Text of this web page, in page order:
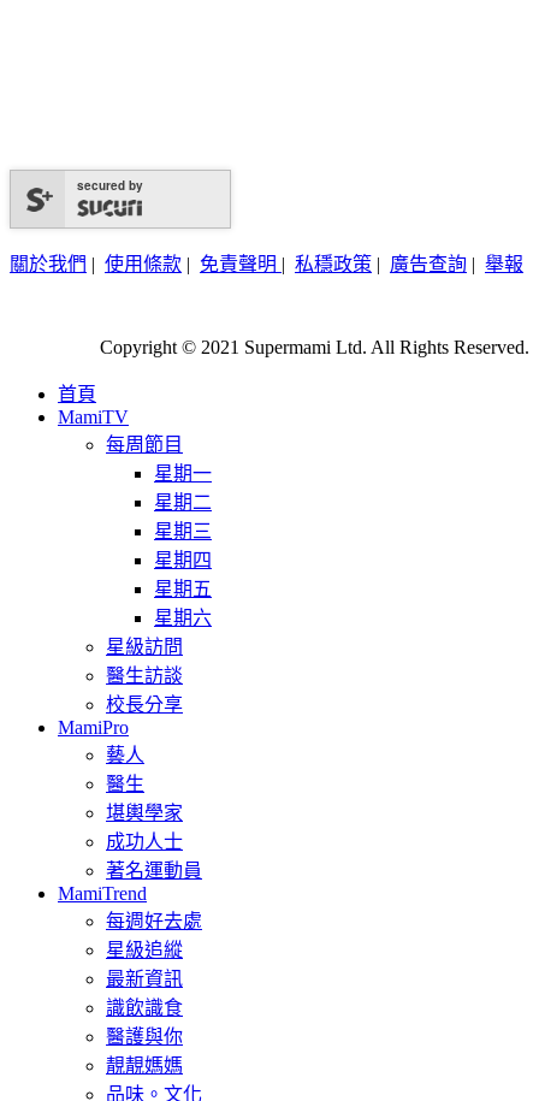
secured by
關於我們 | 使用條款 | 免責聲明 | 私穩政策 | 廣告查詢 | 舉報
Copyright © 2021 Supermami Ltd. All Rights Reserved.
首頁
MamiTV
每周節目
星期一
星期二
星期三
星期四
星期五
星期六
星級訪問
醫生訪談
校長分享
MamiPro
藝人
醫生
堪輿學家
成功人士
著名運動員
MamiTrend
每週好去處
星級追縱
最新資訊
識飲識食
醫護與你
靚靚媽媽
品味。文化